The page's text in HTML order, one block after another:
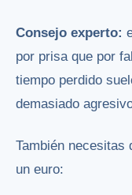
Consejo experto:
por prisa que por
tiempo perdido
demasiado
También
un euro: